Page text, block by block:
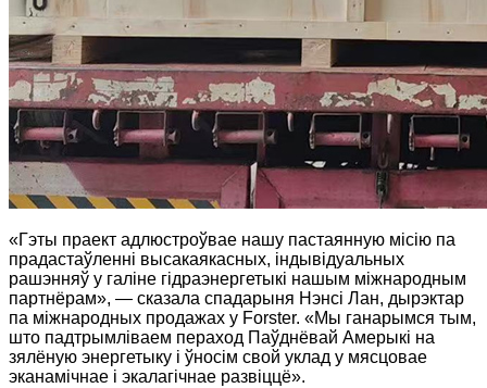
«Гэты праект адлюстроўвае нашу пастаянную місію па
прадастаўленні высакаякасных, індывідуальных
рашэнняў у галіне гідраэнергетыкі нашым міжнародным
партнёрам», — сказала спадарыня Нэнсі Лан, дырэктар
па міжнародных продажах у Forster. «Мы ганарымся тым,
што падтрымліваем пераход Паўднёвай Амерыкі на
зялёную энергетыку і ўносім свой уклад у мясцовае
эканамічнае і экалагічнае развіццё».